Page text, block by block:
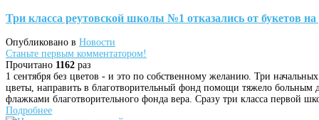
Три класса реутовской школы №1 отказались от букетов
Опубликовано в Новости
Станьте первым комментатором!
Прочитано 1162 раз
1 сентября без цветов - и это по собственному желанию. Три
цветы, направить в благотворительный фонд помощи тяжело больным
флажками благотворительного фонда вера. Сразу три класса первой
Подробнее